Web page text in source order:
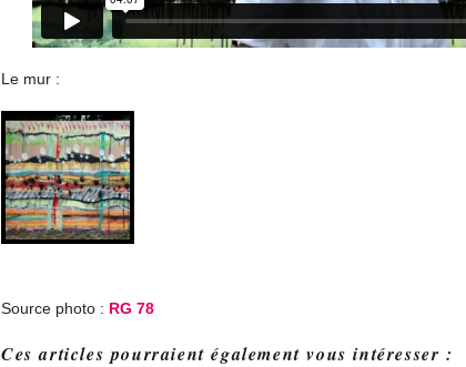
Le mur :
Source photo : RG 78
Ces articles pourraient également vous intéresser :